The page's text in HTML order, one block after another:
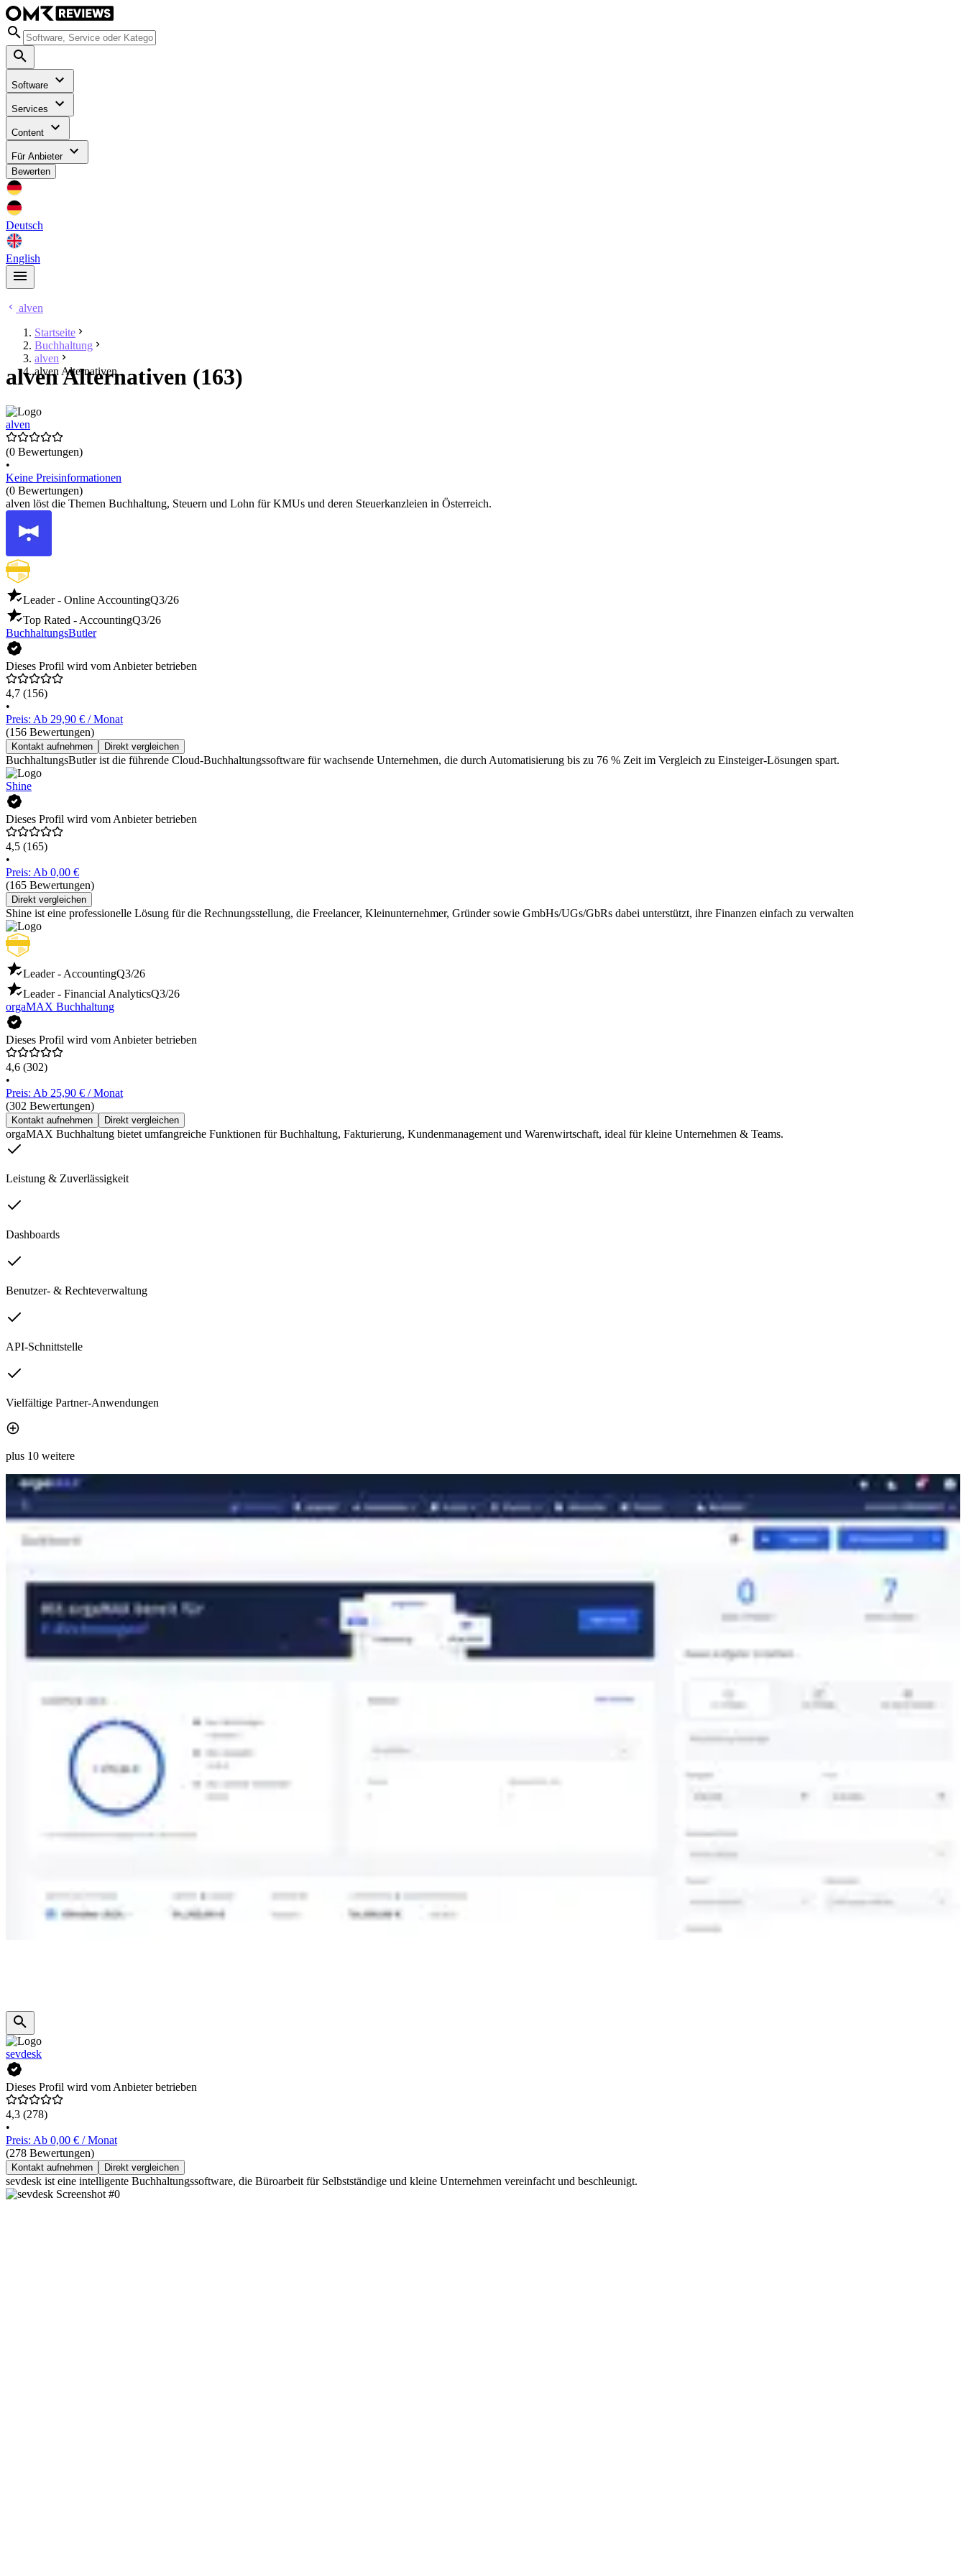
Software
Services
Content
Für Anbieter
Bewerten
Deutsch
English
alven
Startseite
Buchhaltung
alven
alven Alternativen
alven Alternativen (163)
alven
(0 Bewertungen)
•
Keine Preisinformationen
(0 Bewertungen)
alven löst die Themen Buchhaltung, Steuern und Lohn für KMUs und deren Steuerkanzleien in Österreich.
Leader - Online AccountingQ3/26
Top Rated - AccountingQ3/26
BuchhaltungsButler
Dieses Profil wird vom Anbieter betrieben
4,7 (156)
•
Preis: Ab 29,90 € / Monat
(156 Bewertungen)
Kontakt aufnehmen Direkt vergleichen
BuchhaltungsButler ist die führende Cloud-Buchhaltungssoftware für wachsende Unternehmen, die durch Automatisierung bis zu 76 % Zeit im Vergleich zu Einsteiger-Lösungen spart.
Shine
Dieses Profil wird vom Anbieter betrieben
4,5 (165)
•
Preis: Ab 0,00 €
(165 Bewertungen)
Direkt vergleichen
Shine ist eine professionelle Lösung für die Rechnungsstellung, die Freelancer, Kleinunternehmer, Gründer sowie GmbHs/UGs/GbRs dabei unterstützt, ihre Finanzen einfach zu verwalten
Leader - AccountingQ3/26
Leader - Financial AnalyticsQ3/26
orgaMAX Buchhaltung
Dieses Profil wird vom Anbieter betrieben
4,6 (302)
•
Preis: Ab 25,90 € / Monat
(302 Bewertungen)
Kontakt aufnehmen Direkt vergleichen
orgaMAX Buchhaltung bietet umfangreiche Funktionen für Buchhaltung, Fakturierung, Kundenmanagement und Warenwirtschaft, ideal für kleine Unternehmen & Teams.
Leistung & Zuverlässigkeit
Dashboards
Benutzer- & Rechteverwaltung
API-Schnittstelle
Vielfältige Partner-Anwendungen
plus 10 weitere
sevdesk
Dieses Profil wird vom Anbieter betrieben
4,3 (278)
•
Preis: Ab 0,00 € / Monat
(278 Bewertungen)
Kontakt aufnehmen Direkt vergleichen
sevdesk ist eine intelligente Buchhaltungssoftware, die Büroarbeit für Selbstständige und kleine Unternehmen vereinfacht und beschleunigt.